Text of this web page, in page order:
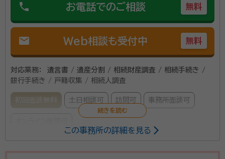
phone お電話でのご相談 無料
mail Web相談も受付中 無料
対応業務：
遺言書 / 遺産分割 / 相続財産調査 / 相続手続き /
銀行手続き / 戸籍収集 / 相続人調査
初回面談無料 土日相談可 訪問可 事務所面談可
この事務所の詳細を見る